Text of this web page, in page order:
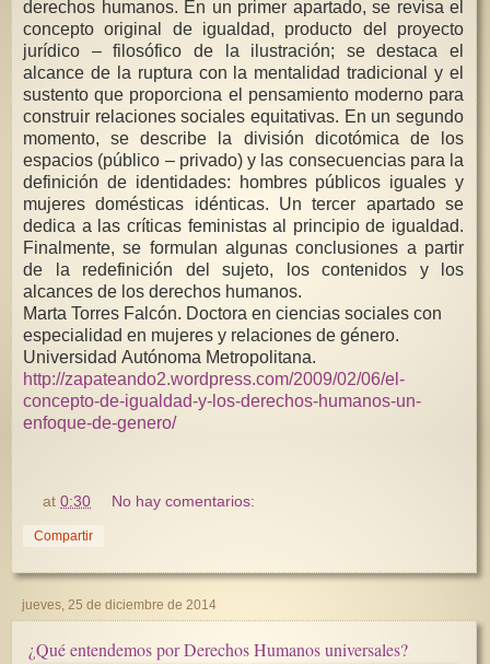
derechos humanos. En un primer apartado, se revisa el
concepto original de igualdad, producto del proyecto
jurídico – filosófico de la ilustración; se destaca el
alcance de la ruptura con la mentalidad tradicional y el
sustento que proporciona el pensamiento moderno para
construir relaciones sociales equitativas. En un segundo
momento, se describe la división dicotómica de los
espacios (público – privado) y las consecuencias para la
definición de identidades: hombres públicos iguales y
mujeres domésticas idénticas. Un tercer apartado se
dedica a las críticas feministas al principio de igualdad.
Finalmente, se formulan algunas conclusiones a partir
de la redefinición del sujeto, los contenidos y los
alcances de los derechos humanos.
Marta Torres Falcón. Doctora en ciencias sociales con
especialidad en mujeres y relaciones de género.
Universidad Autónoma Metropolitana.
http://zapateando2.wordpress.com/2009/02/06/el-
concepto-de-igualdad-y-los-derechos-humanos-un-
enfoque-de-genero/
at0:30 No hay comentarios:
Compartir
jueves, 25 de diciembre de 2014
¿Qué entendemos por Derechos Humanos universales?